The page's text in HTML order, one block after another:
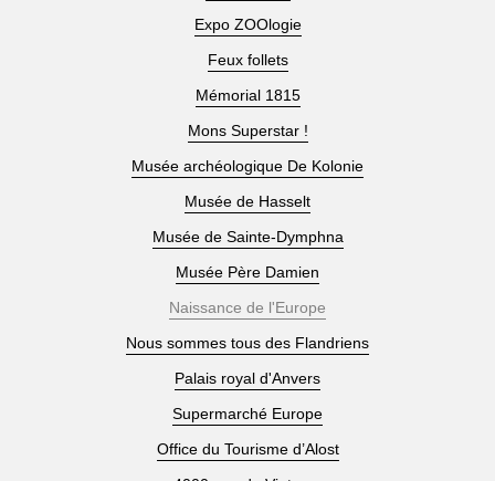
Expo ZOOlogie
Feux follets
Mémorial 1815
Mons Superstar !
Musée archéologique De Kolonie
Musée de Hasselt
Musée de Sainte-Dymphna
Musée Père Damien
Naissance de l'Europe
Nous sommes tous des Flandriens
Palais royal d'Anvers
Supermarché Europe
Office du Tourisme d’Alost